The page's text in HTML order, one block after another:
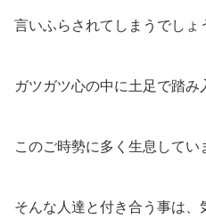
言いふらされてしまうでしょ
ガツガツ心の中に土足で踏み
このご時勢に多く生息してい
そんな人達と付き合う事は、